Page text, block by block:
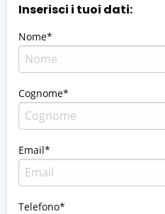
Inserisci i tuoi dati:
Nome*
Cognome*
Email*
Telefono*